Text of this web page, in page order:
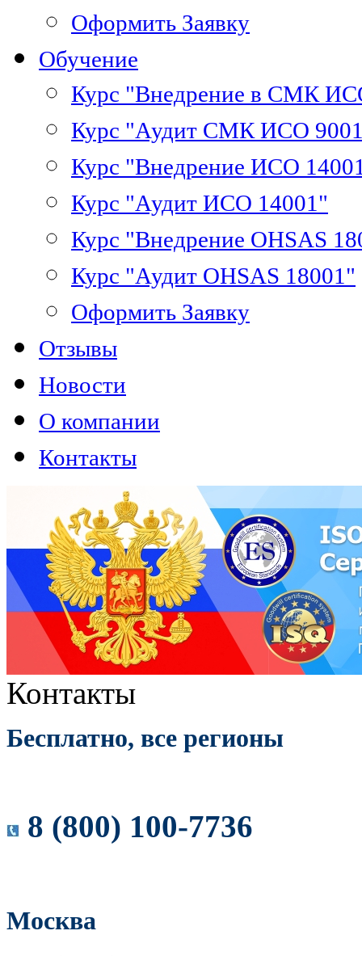
Оформить Заявку
Обучение
Курс "Внедрение в СМК
Курс "Аудит СМК ИСО
Курс "Внедрение ИСО
Курс "Аудит ИСО 14001"
Курс "Внедрение OHSAS
Курс "Аудит OHSAS 18001"
Оформить Заявку
Отзывы
Новости
О компании
Контакты
Контакты
Бесплатно, все регионы
8 (800) 100-7736
Москва